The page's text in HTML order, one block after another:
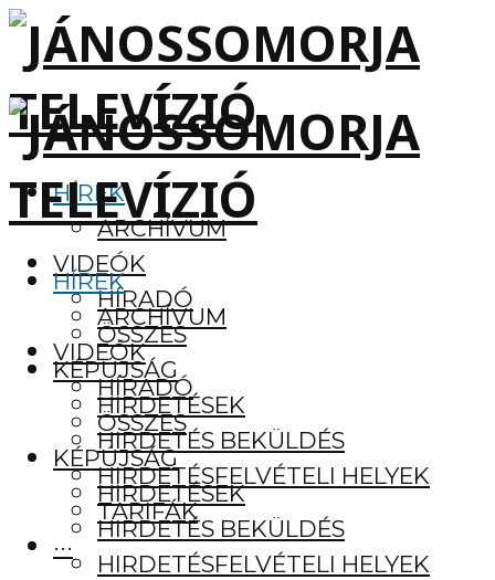
HÍREK
ARCHÍVUM
VIDEÓK
HÍRADÓ
ÖSSZES
KÉPÚJSÁG
HIRDETÉSEK
HIRDETÉS BEKÜLDÉS
HIRDETÉSFELVÉTELI HELYEK
TARIFÁK
···
HÍREK
ARCHÍVUM
VIDEÓK
HÍRADÓ
ÖSSZES
KÉPÚJSÁG
HIRDETÉSEK
HIRDETÉS BEKÜLDÉS
HIRDETÉSFELVÉTELI HELYEK